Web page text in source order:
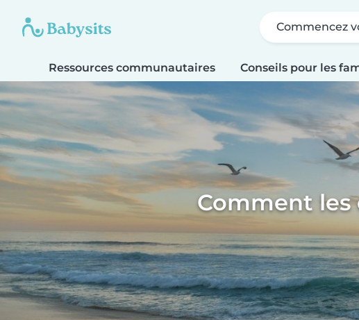
Commencez
Ressources communautaires Conseils pour les
Comment